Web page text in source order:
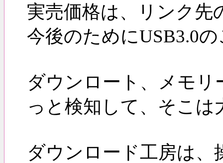
実売価格は、リンク先
今後のためにUSB3.0
ダウンロート、メモ
っと検知して、そこは
ダウンロード工房は